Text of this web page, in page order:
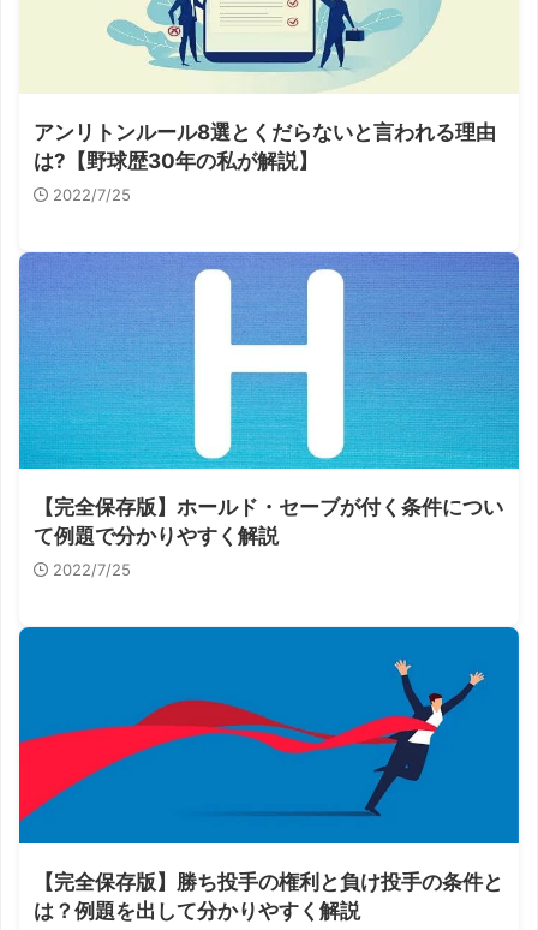
アンリトンルール8選とくだらないと言われる理由
は?【野球歴30年の私が解説】
2022/7/25
【完全保存版】ホールド・セーブが付く条件につい
て例題で分かりやすく解説
2022/7/25
【完全保存版】勝ち投手の権利と負け投手の条件と
は？例題を出して分かりやすく解説